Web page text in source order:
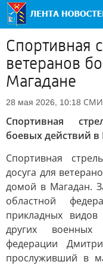
Спортивная
ветеранов
Магадане
28 мая 2026, 10:18 СМИ
Спортивная
боевых действий в
Спортивная
досуга для
домой в Магадан.
областной
прикладных
других военных
федерации
прослуживший в